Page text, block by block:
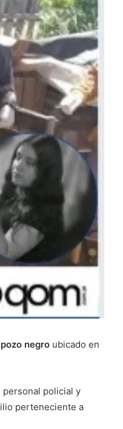
pozo negro ubicado en
personal policial y
perteneciente a